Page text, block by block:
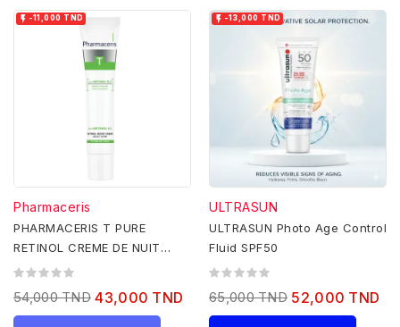
 -11,000 TND
Pharmaceris
PHARMACERIS T PURE
RETINOL CREME DE NUIT
40ML
54,000 TND 43,000 TND
 -13,000 TND
ULTRASUN
ULTRASUN Photo Age Control
Fluid SPF50
65,000 TND 52,000 TND